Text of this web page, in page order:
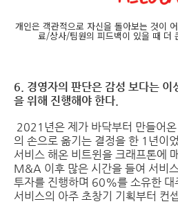
개인은 객관적으로 자신을 돌아보는 것이
료/상사/팀원의 피드백이 있을 때 더
6. 경영자의 판단은 감성 보다는 이
을 위해 진행해야 한다.
2021년은 제가 바닥부터 만들어
의 손으로 옮기는 결정을 한 1년이
서비스 해온 비트윈을 크래프톤에
M&A 이후 많은 시간을 들여 서비
투자를 진행하며 60%를 소유한 대
서비스의 아주 초창기 기획부터 컨